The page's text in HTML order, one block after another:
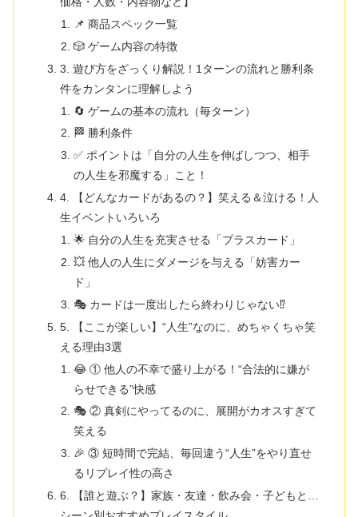
📌 商品スペック一覧
🎲 ゲーム内容の特徴
3. 遊び方をざっくり解説！1ターンの流れと勝利条
件をカンタンに理解しよう
🔄 ゲームの基本の流れ（毎ターン）
🏁 勝利条件
✅ ポイントは「自分の人生を伸ばしつつ、相手
の人生を邪魔する」こと！
4. 【どんなカードがあるの？】笑える＆泣ける！人
生イベントいろいろ
🌟 自分の人生を充実させる「プラスカード」
💥 他人の人生にダメージを与える「妨害カー
ド」
🎭 カードは一度出したら終わりじゃない⁉
5. 【ここが楽しい】“人生”なのに、めちゃくちゃ笑
える理由3選
😂 ① 他人の不幸で盛り上がる！“合法的に嫌が
らせできる”快感
🎭 ② 真剣にやってるのに、展開がカオスすぎて
笑える
🎉 ③ 短時間で完結、毎回違う“人生”をやり直せ
るリプレイ性の高さ
6. 【誰と遊ぶ？】家族・友達・飲み会・子どもと…